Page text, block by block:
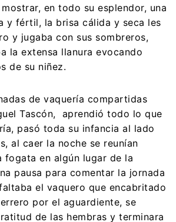
en todo su esplendor, una
y fértil, la brisa cálida y seca les
y jugaba con sus sombreros,
la extensa llanura evocando
de su niñez.
de vaquería compartidas
Tascón, aprendió todo lo que
pasó toda su infancia al lado
al caer la noche se reunían
fogata en algún lugar de la
pausa para comentar la jornada
el vaquero que encabritado
por el aguardiente, se
de las hembras y terminara